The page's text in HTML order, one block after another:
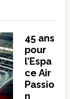
45 ans
pour
l’Espa
ce Air
Passio
n